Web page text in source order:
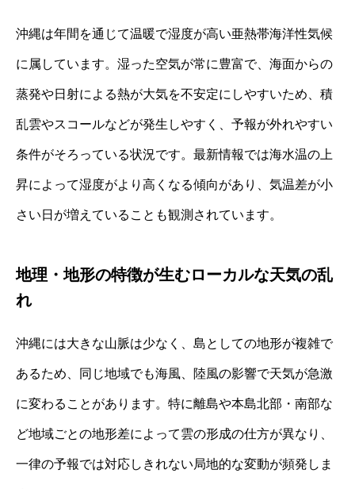
沖縄は年間を通じて温暖で湿度が高い亜熱帯海洋性気候
に属しています。湿った空気が常に豊富で、海面からの
蒸発や日射による熱が大気を不安定にしやすいため、積
乱雲やスコールなどが発生しやすく、予報が外れやすい
条件がそろっている状況です。最新情報では海水温の上
昇によって湿度がより高くなる傾向があり、気温差が小
さい日が増えていることも観測されています。
地理・地形の特徴が生むローカルな天気の乱
れ
沖縄には大きな山脈は少なく、島としての地形が複雑で
あるため、同じ地域でも海風、陸風の影響で天気が急激
に変わることがあります。特に離島や本島北部・南部な
ど地域ごとの地形差によって雲の形成の仕方が異なり、
一律の予報では対応しきれない局地的な変動が頻発しま